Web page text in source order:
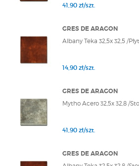
41,90 zł/szt.
GRES DE ARAGON
Albany Teka 32,5x 32,5 /
14,90 zł/szt.
GRES DE ARAGON
Mytho Acero 32,5x 32,8 /
41,90 zł/szt.
GRES DE ARAGON